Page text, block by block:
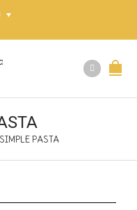
SIMPLE PASTA